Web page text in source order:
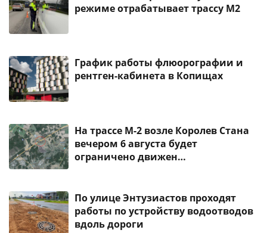
режиме отрабатывает трассу М2
График работы флюорографии и
рентген-кабинета в Копищах
На трассе М-2 возле Королев Стана
вечером 6 августа будет
ограничено движен…
По улице Энтузиастов проходят
работы по устройству водоотводов
вдоль дороги